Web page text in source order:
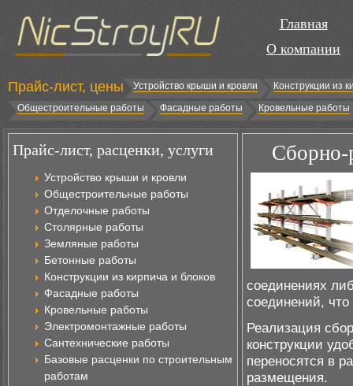
Главная
О компании
Прайс-лист, цены Устройство крыши и кровли
Конструкции из
Общестроительные работы
Фасадные работы Кровельные работы
Прайс-лист, расценки, услуги
Устройство крыши и кровли
Общестроительные работы
Отделочные работы
Столярные работы
Земляные работы
Бетонные работы
Конструкции из кирпича и блоков
Фасадные работы
Кровельные работы
Электромонтажные работы
Сантехнические работы
Базовые расценки по строительным
работам
Сборно-
соединениях
соединений, что
Реализация
конструкции
переносятся в
размещения.